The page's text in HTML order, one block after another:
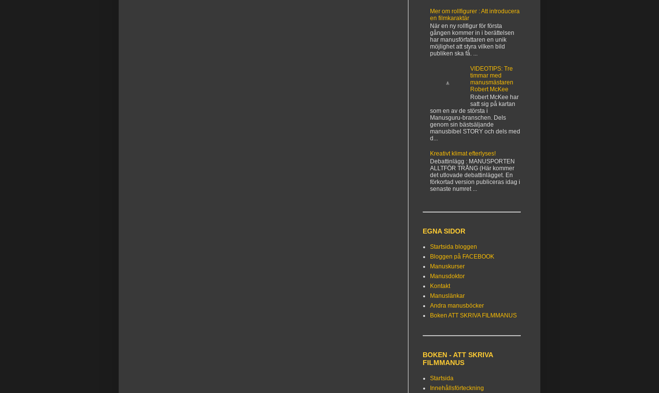
Mer om rollfigurer : Att introducera
en filmkaraktär
När en ny rollfigur för första
gången kommer in i berättelsen
har manusförfattaren en unik
möjlighet att styra vilken bild
publiken ska få. ...
VIDEOTIPS: Tre
timmar med
manusmästaren
Robert McKee
Robert McKee har
satt sig på kartan
som en av de största i
Manusguru-branschen. Dels
genom sin bästsäljande
manusbibel STORY och dels med
d...
Kreativt klimat efterlyses!
Debattinlägg : MANUSPORTEN
ALLTFÖR TRÅNG (Här kommer
det utlovade debattinlägget. En
förkortad version publiceras idag i
senaste numret ...
EGNA SIDOR
Startsida bloggen
Bloggen på FACEBOOK
Manuskurser
Manusdoktor
Kontakt
Manuslänkar
Andra manusböcker
Boken ATT SKRIVA FILMMANUS
BOKEN - ATT SKRIVA
FILMMANUS
Startsida
Innehållsförteckning